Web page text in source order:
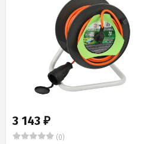
3 143 ₽
(0)